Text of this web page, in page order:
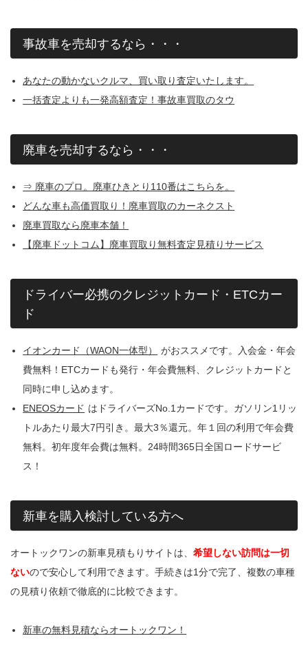
事故車を売却するなら・・・
あなたの動かないクルマ、買い取り査定いたします。
一括査定よりも一発高額査定！事故車買取のタウ
廃車を売却するなら・・・
⇒ 廃車のプロ。廃車ひきとり110番はこちらを。
どんな車も高価買取り！廃車買取のカーネクスト
廃車買取なら廃車本舗！
【廃車ドットコム】廃車買取り無料査定見積りサービス
ドライバー必携のクレジットカード・ETCカー
ド
イオンカード（WAON一体型）
がおススメです。入会金・年会
費無料！ETCカードも発行・年会費無料、クレジットカードと
同時に申し込めます。
ENEOSカード はドライバーズNo.1カードです。ガソリン1リッ
トルあたり最大7円引き。最大3％還元。年１回の利用で年会費
無料。初年度年会費は無料。24時間365日全国ロードサービ
ス！
新車を購入検討している方へ
オートックワンの新車見積もりサイトは、 希望しない訪問は一切
ないので安心して利用できます。手続きは1分で完了、複数の車種
の見積り依頼で徹底的に比較できます。
新車の無料見積ならオートックワン！